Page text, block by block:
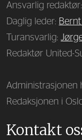
Ansvarlig redaktør:
Daglig leder:
Turansvarlig:
Redaktør United-
Administrasjonen
Redaksjonen i
Kontakt